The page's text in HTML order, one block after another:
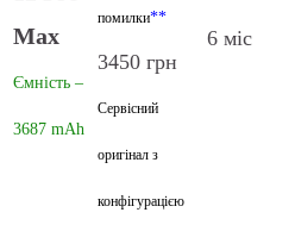
Max
Ємність –
3687 mAh
помилки**
3450 грн
Сервісний
оригінал з
конфігурацією
6 міс